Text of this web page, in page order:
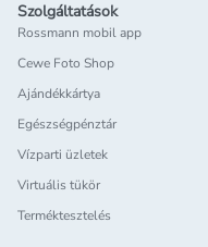
Szolgáltatások
Rossmann mobil app
Cewe Foto Shop
Ajándékkártya
Egészségpénztár
Vízparti üzletek
Virtuális tükör
Terméktesztelés